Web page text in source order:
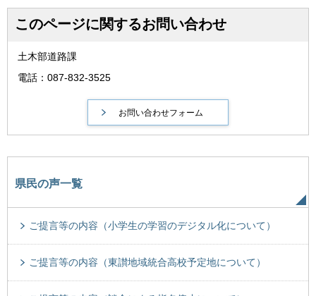
このページに関するお問い合わせ
土木部道路課
電話：087-832-3525
県民の声一覧
ご提言等の内容（小学生の学習のデジタル化について）
ご提言等の内容（東讃地域統合高校予定地について）